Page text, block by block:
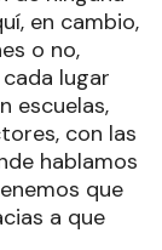
en cambio,
o no,
lugar
escuelas,
con las
hablamos
que
a que